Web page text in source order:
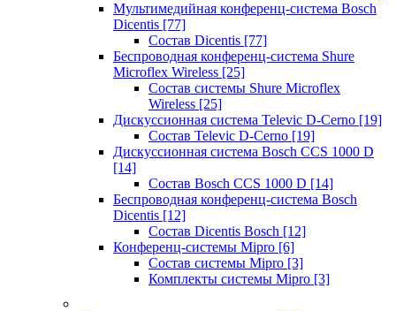
Мультимедийная конференц-система Bosch
Dicentis [77]
Состав Dicentis [77]
Беспроводная конференц-система Shure
Microflex Wireless [25]
Состав системы Shure Microflex
Wireless [25]
Дискуссионная система Televic D-Cerno [19]
Состав Televic D-Cerno [19]
Дискуссионная система Bosch CCS 1000 D
[14]
Состав Bosch CCS 1000 D [14]
Беспроводная конференц-система Bosch
Dicentis [12]
Состав Dicentis Bosch [12]
Конференц-системы Mipro [6]
Состав системы Mipro [3]
Комплекты системы Mipro [3]